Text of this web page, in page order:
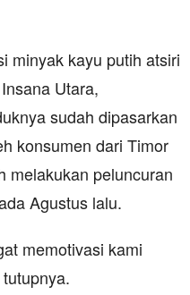
minyak kayu putih atsiri
Utara,
sudah dipasarkan
konsumen dari Timor
melakukan peluncuran
Agustus lalu.
memotivasi kami